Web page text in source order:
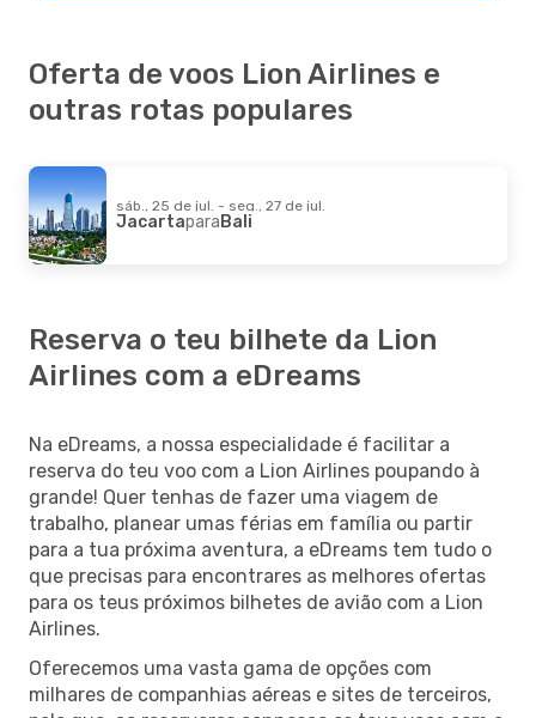
Oferta de voos Lion Airlines e
outras rotas populares
sáb., 25 de jul. - seg., 27 de jul.
JacartaparaBali
Reserva o teu bilhete da Lion
Airlines com a eDreams
Na eDreams, a nossa especialidade é facilitar a
reserva do teu voo com a Lion Airlines poupando à
grande! Quer tenhas de fazer uma viagem de
trabalho, planear umas férias em família ou partir
para a tua próxima aventura, a eDreams tem tudo o
que precisas para encontrares as melhores ofertas
para os teus próximos bilhetes de avião com a Lion
Airlines.
Oferecemos uma vasta gama de opções com
milhares de companhias aéreas e sites de terceiros,